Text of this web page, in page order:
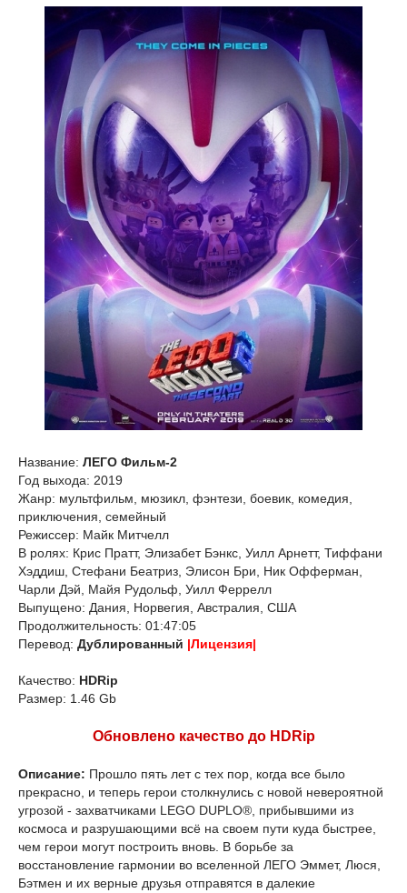
Название: ЛЕГО Фильм-2
Год выхода: 2019
Жанр: мультфильм, мюзикл, фэнтези, боевик, комедия,
приключения, семейный
Режиссер: Майк Митчелл
В ролях: Крис Пратт, Элизабет Бэнкс, Уилл Арнетт, Тиффани
Хэддиш, Стефани Беатриз, Элисон Бри, Ник Офферман,
Чарли Дэй, Майя Рудольф, Уилл Феррелл
Выпущено: Дания, Норвегия, Австралия, США
Продолжительность: 01:47:05
Перевод: Дублированный |Лицензия|
Качество: HDRip
Размер: 1.46 Gb
Обновлено качество до HDRip
Описание: Прошло пять лет с тех пор, когда все было
прекрасно, и теперь герои столкнулись с новой невероятной
угрозой - захватчиками LEGO DUPLO®, прибывшими из
космоса и разрушающими всё на своем пути куда быстрее,
чем герои могут построить вновь. В борьбе за
восстановление гармонии во вселенной ЛЕГО Эммет, Люся,
Бэтмен и их верные друзья отправятся в далекие